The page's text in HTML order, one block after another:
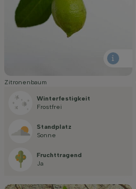
Zitronenbaum
Winterfestigkeit
Frostfrei
Standplatz
Sonne
Fruchttragend
Ja